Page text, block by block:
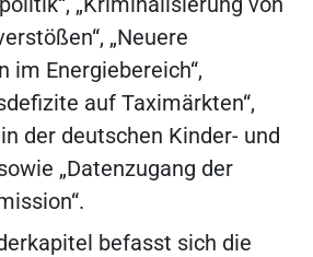
„Neuere
im Energiebereich“,
auf Taximärkten“,
der deutschen Kinder- und
„Datenzugang der
befasst sich die